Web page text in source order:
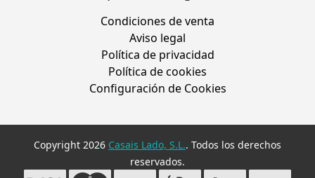
Condiciones de venta
Aviso legal
Política de privacidad
Política de cookies
Configuración de Cookies
Copyright 2026 Casais Lado, S.L.. Todos los derechos
reservados.